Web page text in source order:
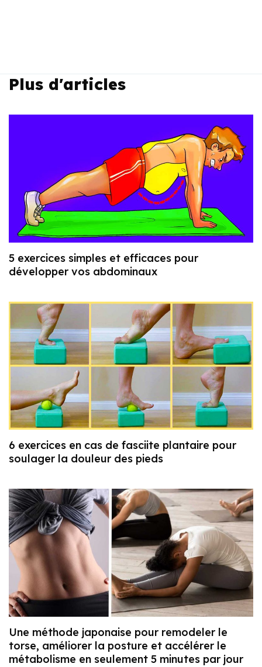
Plus d'articles
5 exercices simples et efficaces pour
développer vos abdominaux
6 exercices en cas de fasciite plantaire pour
soulager la douleur des pieds
Une méthode japonaise pour remodeler le
torse, améliorer la posture et accélérer le
métabolisme en seulement 5 minutes par jour